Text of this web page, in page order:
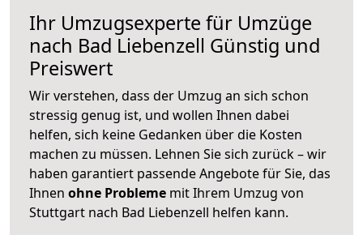
Ihr Umzugsexperte für Umzüge
nach Bad Liebenzell Günstig und
Preiswert
Wir verstehen, dass der Umzug an sich schon
stressig genug ist, und wollen Ihnen dabei
helfen, sich keine Gedanken über die Kosten
machen zu müssen. Lehnen Sie sich zurück – wir
haben garantiert passende Angebote für Sie, das
Ihnen ohne Probleme mit Ihrem Umzug von
Stuttgart nach Bad Liebenzell helfen kann.